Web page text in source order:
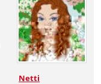
Netti